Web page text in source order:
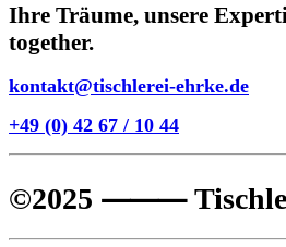
Ihre Träume, unsere
together.
kontakt@tischlerei-ehrke.de
+49 (0) 42 67 / 10 44
©2025 ⸻